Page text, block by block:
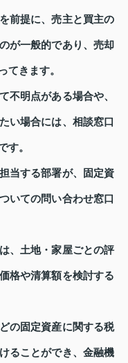
前提に、売主と買主の
が一般的であり、売却
てきます。
不明点がある場合や、
い場合には、相談窓口
す。
当する部署が、固定資
いての問い合わせ窓口
、土地・家屋ごとの評
格や清算額を検討する
の固定資産に関する税
ることができ、金融機